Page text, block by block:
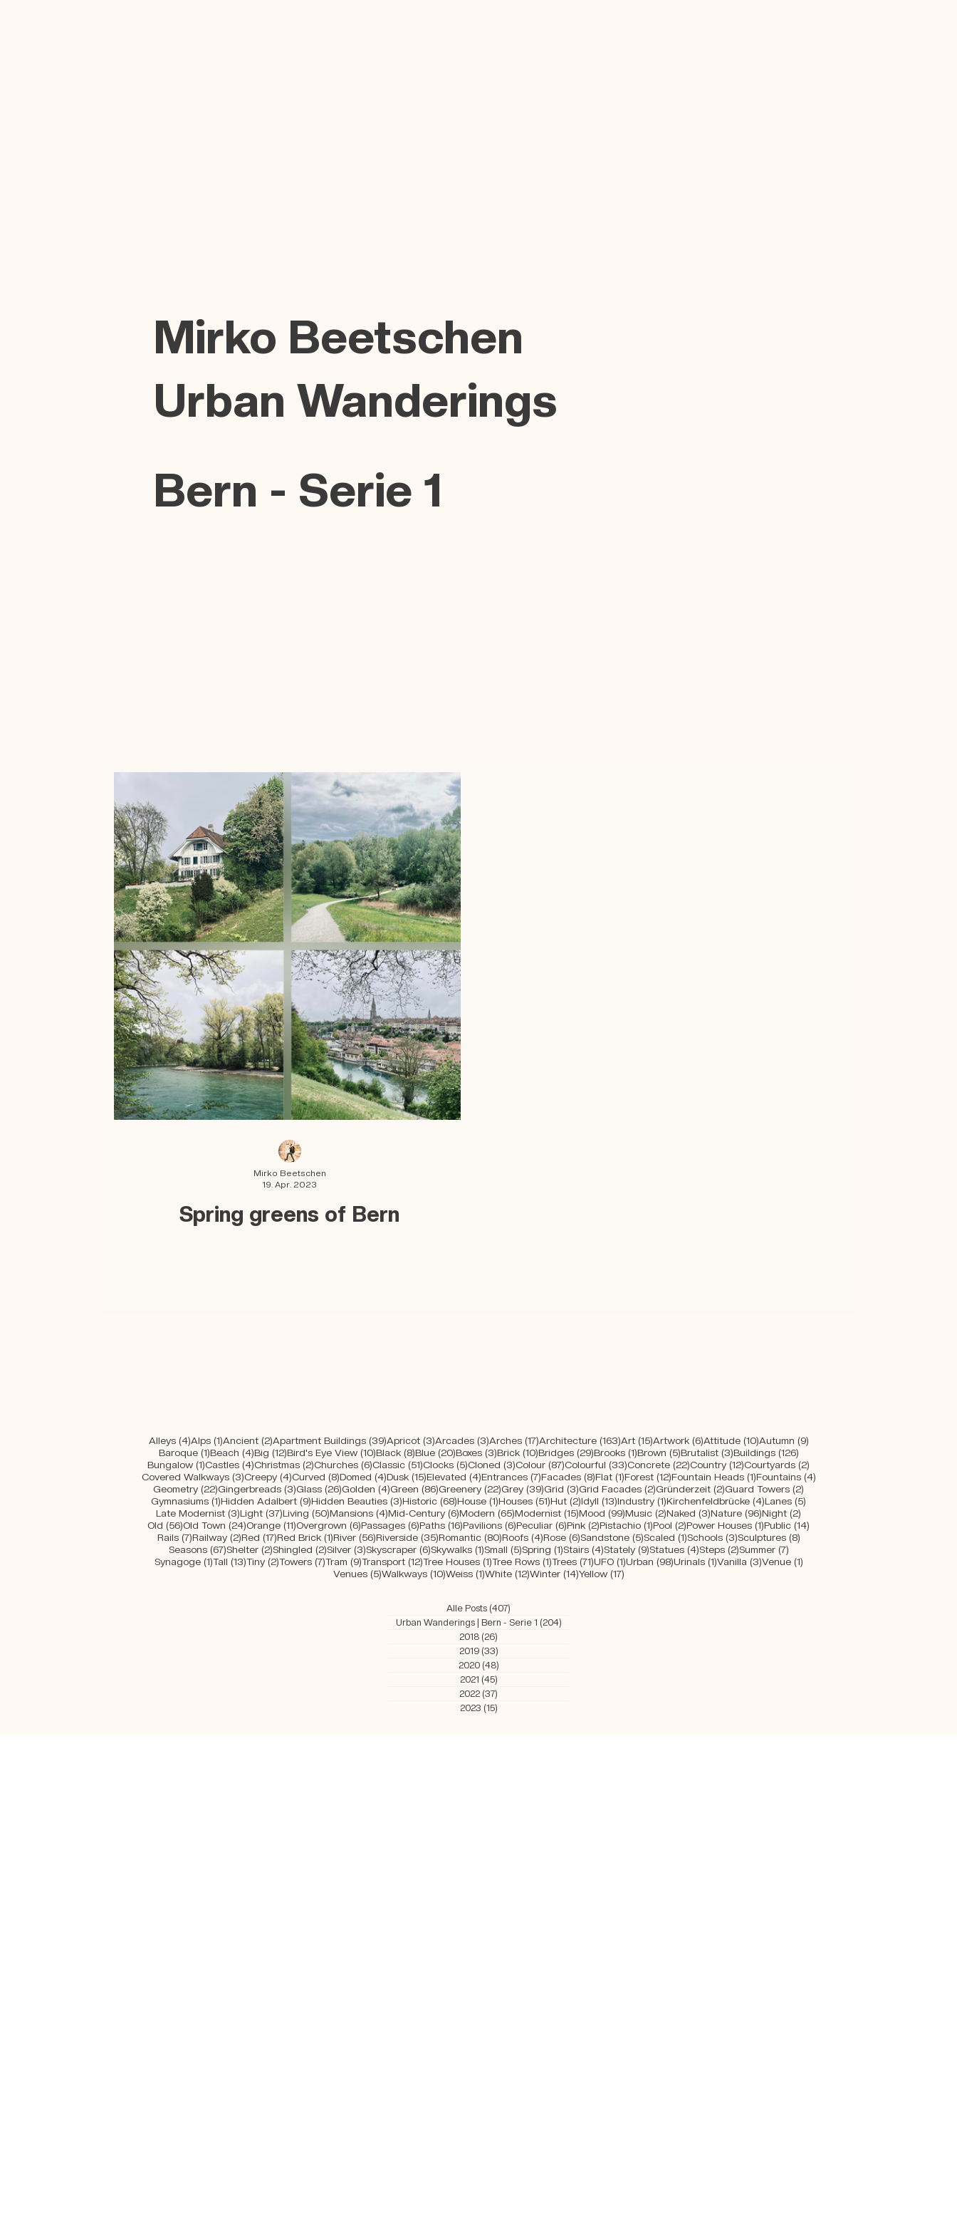
Spring greens of Bern
Mirko Beetschen
19. Apr. 2023
Mirko Beetschen
Urban Wanderings
Bern - Serie 1
Alleys (4)4 Beiträge
Alps (1)1 Beitrag
Ancient (2)2 Beiträge
Apartment Buildings (39)39 Beiträge
Apricot (3)3 Beiträge
Arcades (3)3 Beiträge
Arches (17)17 Beiträge
Architecture (163)163 Beiträge
Art (15)15 Beiträge
Artwork (6)6 Beiträge
Attitude (10)10 Beiträge
Autumn (9)9 Beiträge
Baroque (1)1 Beitrag
Beach (4)4 Beiträge
Big (12)12 Beiträge
Bird's Eye View (10)10 Beiträge
Black (8)8 Beiträge
Blue (20)20 Beiträge
Boxes (3)3 Beiträge
Brick (10)10 Beiträge
Bridges (29)29 Beiträge
Brooks (1)1 Beitrag
Brown (5)5 Beiträge
Brutalist (3)3 Beiträge
Buildings (126)126 Beiträge
Bungalow (1)1 Beitrag
Castles (4)4 Beiträge
Christmas (2)2 Beiträge
Churches (6)6 Beiträge
Classic (51)51 Beiträge
Clocks (5)5 Beiträge
Cloned (3)3 Beiträge
Colour (87)87 Beiträge
Colourful (33)33 Beiträge
Concrete (22)22 Beiträge
Country (12)12 Beiträge
Courtyards (2)
Covered Walkways (3)3 Beiträge
Creepy (4)4 Beiträge
Curved (8)8 Beiträge
Domed (4)4 Beiträge
Dusk (15)15 Beiträge
Elevated (4)4 Beiträge
Entrances (7)7 Beiträge
Facades (8)8 Beiträge
Flat (1)1 Beitrag
Forest (12)12 Beiträge
Fountain Heads (1)1 Beitrag
Fountains (4)4 Beiträge
Geometry (22)22 Beiträge
Gingerbreads (3)3 Beiträge
Glass (26)26 Beiträge
Golden (4)4 Beiträge
Green (86)86 Beiträge
Greenery (22)22 Beiträge
Grey (39)39 Beiträge
Grid (3)3 Beiträge
Grid Facades (2)2 Beiträge
Gründerzeit (2)2 Beiträge
Guard Towers (2)
Gymnasiums (1)1 Beitrag
Hidden Adalbert (9)9 Beiträge
Hidden Beauties (3)3 Beiträge
Historic (68)68 Beiträge
House (1)1 Beitrag
Houses (51)51 Beiträge
Hut (2)2 Beiträge
Idyll (13)13 Beiträge
Industry (1)1 Beitrag
Kirchenfeldbrücke (4)4 Beiträge
Lanes (5)
Late Modernist (3)3 Beiträge
Light (37)37 Beiträge
Living (50)50 Beiträge
Mansions (4)4 Beiträge
Mid-Century (6)6 Beiträge
Modern (65)65 Beiträge
Modernist (15)15 Beiträge
Mood (99)99 Beiträge
Music (2)2 Beiträge
Naked (3)3 Beiträge
Nature (96)96 Beiträge
Night (2)
Old (56)56 Beiträge
Old Town (24)24 Beiträge
Orange (11)11 Beiträge
Overgrown (6)6 Beiträge
Passages (6)6 Beiträge
Paths (16)16 Beiträge
Pavilions (6)6 Beiträge
Peculiar (6)6 Beiträge
Pink (2)2 Beiträge
Pistachio (1)1 Beitrag
Pool (2)2 Beiträge
Power Houses (1)1 Beitrag
Public (14)
Rails (7)7 Beiträge
Railway (2)2 Beiträge
Red (17)17 Beiträge
Red Brick (1)1 Beitrag
River (56)56 Beiträge
Riverside (35)35 Beiträge
Romantic (80)80 Beiträge
Roofs (4)4 Beiträge
Rose (6)6 Beiträge
Sandstone (5)5 Beiträge
Scaled (1)1 Beitrag
Schools (3)3 Beiträge
Sculptures (8)8 Beiträge
Seasons (67)67 Beiträge
Shelter (2)2 Beiträge
Shingled (2)2 Beiträge
Silver (3)3 Beiträge
Skyscraper (6)6 Beiträge
Skywalks (1)1 Beitrag
Small (5)5 Beiträge
Spring (1)1 Beitrag
Stairs (4)4 Beiträge
Stately (9)9 Beiträge
Statues (4)4 Beiträge
Steps (2)2 Beiträge
Summer (7)7 Beiträge
Synagoge (1)1 Beitrag
Tall (13)13 Beiträge
Tiny (2)2 Beiträge
Towers (7)7 Beiträge
Tram (9)9 Beiträge
Transport (12)12 Beiträge
Tree Houses (1)1 Beitrag
Tree Rows (1)1 Beitrag
Trees (71)71 Beiträge
UFO (1)1 Beitrag
Urban (98)98 Beiträge
Urinals (1)1 Beitrag
Vanilla (3)3 Beiträge
Venue (1)1 Beitrag
Venues (5)5 Beiträge
Walkways (10)10 Beiträge
Weiss (1)1 Beitrag
White (12)12 Beiträge
Winter (14)14 Beiträge
Yellow (17)17 Beiträge
Alle Posts (407)
Urban Wanderings | Bern - Serie 1 (204)
2018 (26)
2019 (33)
2020 (48)
2021 (45)
2022 (37)
2023 (15)